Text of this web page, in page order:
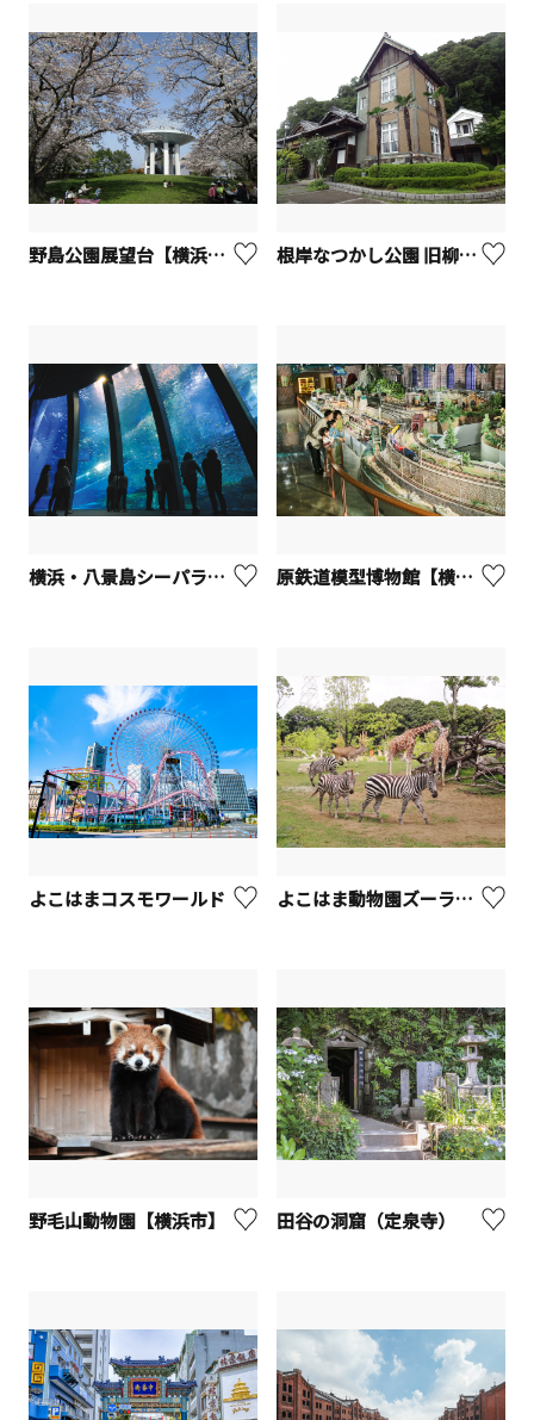
野島公園展望台【横浜市】 根岸なつかし公園 旧柳下邸【横浜市】
横浜・八景島シーパラダイス 原鉄道模型博物館【横浜市西区】
よこはまコスモワールド よこはま動物園ズーラシア【横浜市】
野毛山動物園【横浜市】 田谷の洞窟（定泉寺）